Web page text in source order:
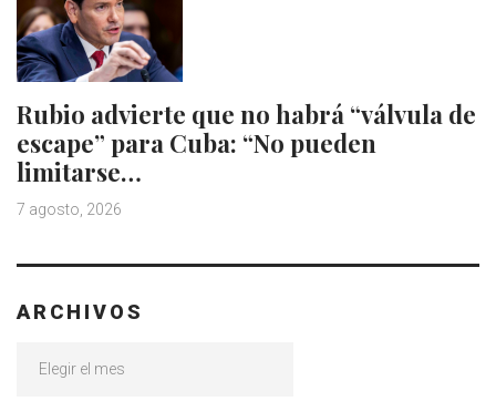
Rubio advierte que no habrá “válvula de
escape” para Cuba: “No pueden
limitarse…
7 agosto, 2026
ARCHIVOS